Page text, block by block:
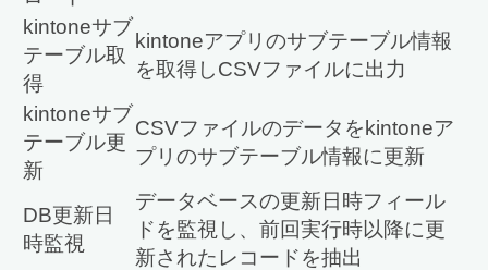
kintoneサブ
テーブル取
得
kintoneアプリのサブテーブル情報
を取得しCSVファイルに出力
kintoneサブ
テーブル更
新
CSVファイルのデータをkintoneア
プリのサブテーブル情報に更新
DB更新日
時監視
データベースの更新日時フィール
ドを監視し、前回実行時以降に更
新されたレコードを抽出